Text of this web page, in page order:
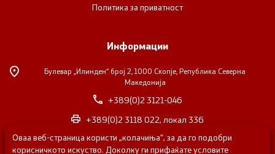
Политика за приватност
Информации
Булевар „Илинден“ број 2, 1000 Скопје, Република Северна
Македонија
+389(0)2 3121-046
+389(0)2 3118 022, локал 336
nvosorabotka@gs.gov.mk
Оваа веб-страница користи „колачиња“, за да го подобри
корисничкото искуство. Доколку ги прифаќате условите